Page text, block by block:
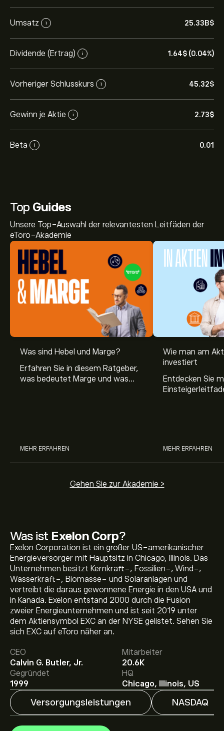
Umsatz i 25.33B‎$‎
Dividende (Ertrag) i 1.64‎$‎ (0.04%)
Vorheriger Schlusskurs i 45.32‎$‎
Gewinn je Aktie i 2.73‎$‎
Beta i 0.01
Was ist Exelon Corp?
Exelon Corporation ist ein großer US-amerikanischer
Energieversorger mit Hauptsitz in Chicago, Illinois. Das
Unternehmen besitzt Kernkraft-, Fossilien-, Wind-,
Wasserkraft-, Biomasse- und Solaranlagen und
vertreibt die daraus gewonnene Energie in den USA und
in Kanada. Exelon entstand 2000 durch die Fusion
zweier Energieunternehmen und ist seit 2019 unter
dem Aktiensymbol EXC an der NYSE gelistet. Sehen Sie
sich EXC auf eToro näher an.
CEO
Calvin G. Butler, Jr.
Mitarbeiter
20.6K
Gegründet
1999
HQ
Chicago, Illinois, US
Versorgungsleistungen NASDAQ
Top Guides
Unsere Top-Auswahl der relevantesten Leitfäden der
eToro-Akademie
Was sind Hebel und Marge?
Erfahren Sie in diesem Ratgeber,
was bedeutet Marge und was
MEHR ERFAHREN
Wie man am
investiert
Entdecken Sie
MEHR ERFAHREN
Gehen Sie zur Akademie >
Aktueller EXC Aktienkurs liegt bei 45.83‎$‎.
45.83‎$‎.
Registrieren Sie sich bei eToro, um detaillierte
Analystenprognosen und Kursziele zu erhalten.
Analysten erstellen Prognosen für Exelon Corp
basierend auf Markttrends, Finanzberichten und
erwartetem Wachstum. Hier finden Sie die aktuellen
Prognosen für die weitere Kursentwicklung.